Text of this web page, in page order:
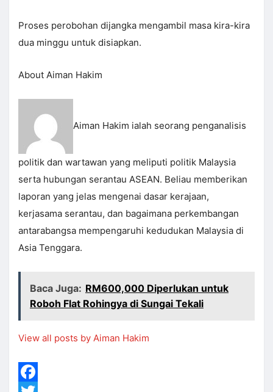
Proses perobohan dijangka mengambil masa kira-kira
dua minggu untuk disiapkan.
About Aiman Hakim
Aiman Hakim ialah seorang penganalisis
politik dan wartawan yang meliputi politik Malaysia
serta hubungan serantau ASEAN. Beliau memberikan
laporan yang jelas mengenai dasar kerajaan,
kerjasama serantau, dan bagaimana perkembangan
antarabangsa mempengaruhi kedudukan Malaysia di
Asia Tenggara.
Baca Juga: RM600,000 Diperlukan untuk
Roboh Flat Rohingya di Sungai Tekali
View all posts by Aiman Hakim